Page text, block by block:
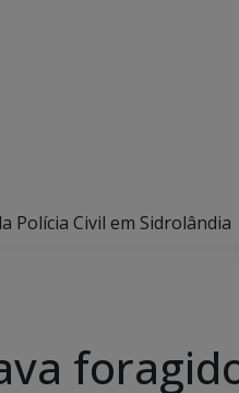
Polícia Civil em Sidrolândia